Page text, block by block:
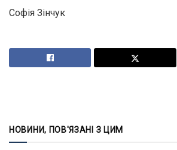
Софія Зінчук
НОВИНИ, ПОВ'ЯЗАНІ З ЦИМ